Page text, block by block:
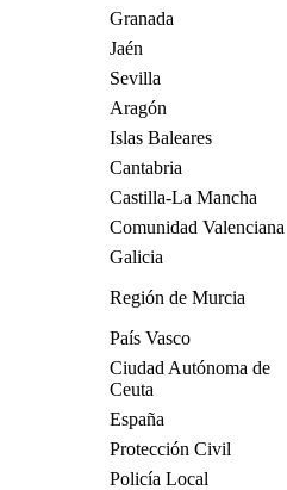
Granada
Jaén
Sevilla
Aragón
Islas Baleares
Cantabria
Castilla-La Mancha
Comunidad Valenciana
Galicia
Región de Murcia
País Vasco
Ciudad Autónoma de
Ceuta
España
Protección Civil
Policía Local